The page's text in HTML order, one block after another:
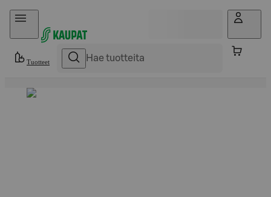
Hyppää sisältöön
Tuotteet